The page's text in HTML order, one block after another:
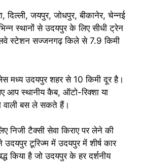
जयपुर, जोधपुर, बीकानेर, चेन्नई
स्थानों से उदयपुर के लिए सीधी ट्रेन
स्टेशन सज्जनगढ़ किले से 7.9 किमी
मध्य उदयपुर शहर से 10 किमी दूर है।
आप स्थानीय कैब, ऑटो-रिक्शा या
वाली बस ले सकते हैं।
टैक्सी सेवा किराए पर लेने की
टूरिज्म में उदयपुर में शीर्ष कार
किया है जो उदयपुर के हर दर्शनीय